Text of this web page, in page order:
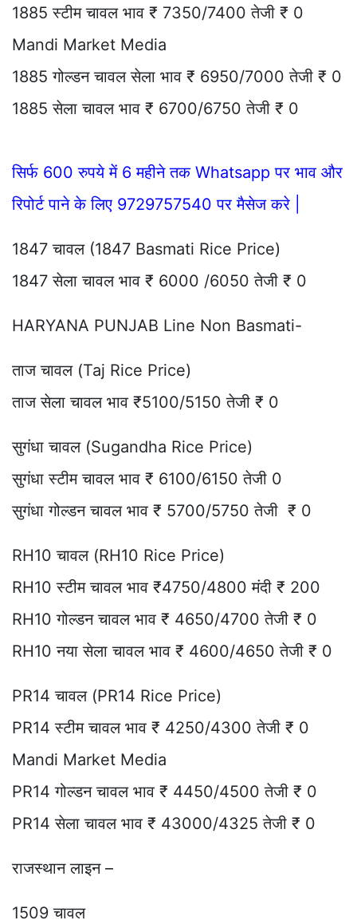
1885 स्टीम चावल भाव ₹ 7350/7400 तेजी ₹ 0
Mandi Market Media
1885 गोल्डन चावल सेला भाव ₹ 6950/7000 तेजी ₹ 0
1885 सेला चावल भाव ₹ 6700/6750 तेजी ₹ 0
सिर्फ 600 रुपये में 6 महीने तक Whatsapp पर भाव और
रिपोर्ट पाने के लिए 9729757540 पर मैसेज करे |
1847 चावल (1847 Basmati Rice Price)
1847 सेला चावल भाव ₹ 6000 /6050 तेजी ₹ 0
HARYANA PUNJAB Line Non Basmati-
ताज चावल (Taj Rice Price)
ताज सेला चावल भाव ₹5100/5150 तेजी ₹ 0
सुगंधा चावल (Sugandha Rice Price)
सुगंधा स्टीम चावल भाव ₹ 6100/6150 तेजी 0
सुगंधा गोल्डन चावल भाव ₹ 5700/5750 तेजी ₹ 0
RH10 चावल (RH10 Rice Price)
RH10 स्टीम चावल भाव ₹4750/4800 मंदी ₹ 200
RH10 गोल्डन चावल भाव ₹ 4650/4700 तेजी ₹ 0
RH10 नया सेला चावल भाव ₹ 4600/4650 तेजी ₹ 0
PR14 चावल (PR14 Rice Price)
PR14 स्टीम चावल भाव ₹ 4250/4300 तेजी ₹ 0
Mandi Market Media
PR14 गोल्डन चावल भाव ₹ 4450/4500 तेजी ₹ 0
PR14 सेला चावल भाव ₹ 43000/4325 तेजी ₹ 0
राजस्थान लाइन –
1509 चावल